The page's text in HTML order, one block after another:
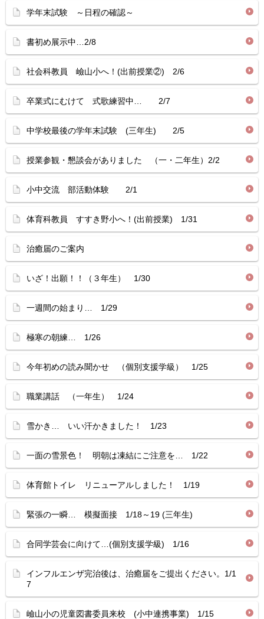
学年末試験 ～日程の確認～
書初め展示中…2/8
社会科教員 嶮山小へ！(出前授業②) 2/6
卒業式にむけて 式歌練習中… 2/7
中学校最後の学年末試験 (三年生) 2/5
授業参観・懇談会がありました （一・二年生）2/2
小中交流 部活動体験 2/1
体育科教員 すすき野小へ！(出前授業) 1/31
治癒届のご案内
いざ！出願！！（３年生） 1/30
一週間の始まり… 1/29
極寒の朝練… 1/26
今年初めの読み聞かせ （個別支援学級） 1/25
職業講話 （一年生） 1/24
雪かき… いい汗かきました！ 1/23
一面の雪景色！ 明朝は凍結にご注意を… 1/22
体育館トイレ リニューアルしました！ 1/19
緊張の一瞬… 模擬面接 1/18～19 (三年生)
合同学芸会に向けて…(個別支援学級) 1/16
インフルエンザ完治後は、治癒届をご提出ください。1/1
7
嶮山小の児童図書委員来校 (小中連携事業) 1/15